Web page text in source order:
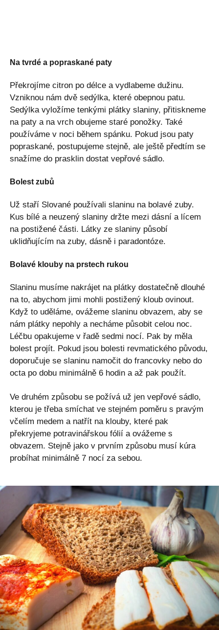
Na tvrdé a popraskané paty
Překrojíme citron po délce a vydlabeme dužinu.
Vzniknou nám dvě sedýlka, které obepnou patu.
Sedýlka vyložíme tenkými plátky slaniny, přitiskneme
na paty a na vrch obujeme staré ponožky. Také
používáme v noci během spánku. Pokud jsou paty
popraskané, postupujeme stejně, ale ještě předtím se
snažíme do prasklin dostat vepřové sádlo.
Bolest zubů
Už staří Slované používali slaninu na bolavé zuby.
Kus bílé a neuzený slaniny držte mezi dásní a lícem
na postižené části. Látky ze slaniny působí
uklidňujícím na zuby, dásně i paradontóze.
Bolavé klouby na prstech rukou
Slaninu musíme nakrájet na plátky dostatečně dlouhé
na to, abychom jimi mohli postižený kloub ovinout.
Když to uděláme, ovážeme slaninu obvazem, aby se
nám plátky nepohly a necháme působit celou noc.
Léčbu opakujeme v řadě sedmi nocí. Pak by měla
bolest projít. Pokud jsou bolesti revmatického původu,
doporučuje se slaninu namočit do francovky nebo do
octa po dobu minimálně 6 hodin a až pak použít.
Ve druhém způsobu se požívá už jen vepřové sádlo,
kterou je třeba smíchat ve stejném poměru s pravým
včelím medem a natřít na klouby, které pak
překryjeme potravinářskou fólií a ovážeme s
obvazem. Stejně jako v prvním způsobu musí kúra
probíhat minimálně 7 nocí za sebou.